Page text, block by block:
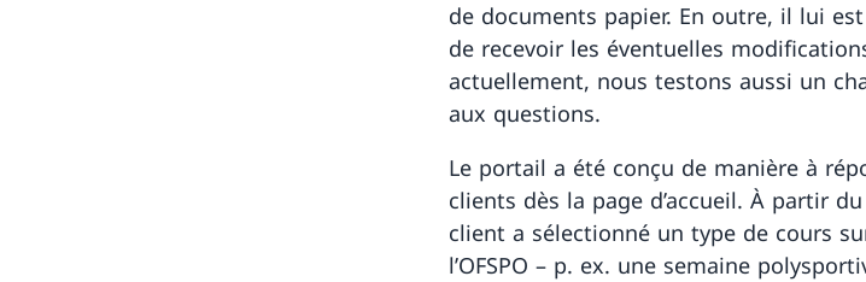
de documents papier. En outre, il lui
de recevoir les éventuelles
actuellement, nous testons aussi un
aux questions.
Le portail a été conçu de manière à
clients dès la page d’accueil. À partir
client a sélectionné un type de cours
l’OFSPO – p. ex. une semaine